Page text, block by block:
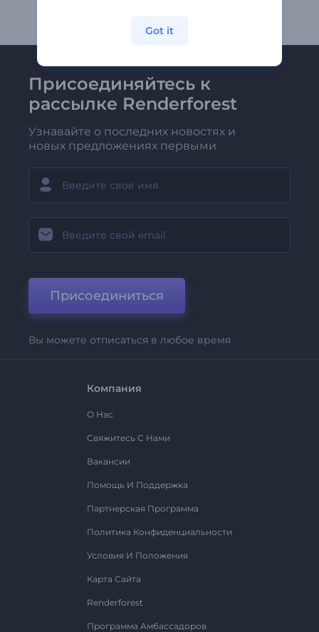
Присоединяйтесь к
рассылке Renderforest
Узнавайте о последних новостях и
новых предложениях первыми
Присоединиться
Вы можете отписаться в любое время
Компания
О Нас
Свяжитесь С Нами
Вакансии
Помощь И Поддержка
Партнерская Программа
Политика Конфиденциальности
Условия И Положения
Карта Сайта
Renderforest
Программа Амбассадоров
Got it